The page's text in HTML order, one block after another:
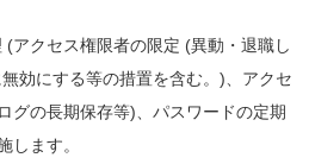
アクセス権限者の限定 (異動・退職し
効にする等の措置を含む。)、アクセ
グの長期保存等)、パスワードの定期
します。